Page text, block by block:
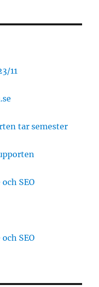
11
tar semester
SEO
SEO